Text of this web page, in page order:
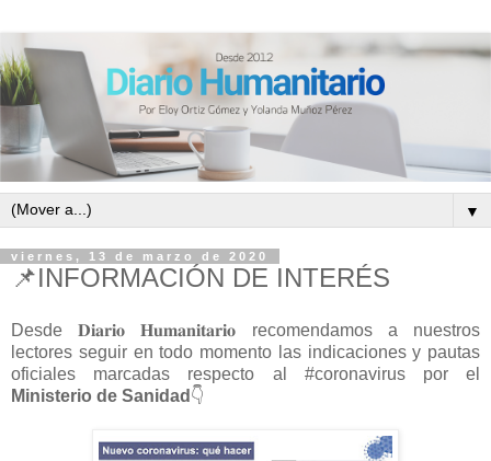
▼
viernes, 13 de marzo de 2020
📌INFORMACIÓN DE INTERÉS
Desde 𝐃𝐢𝐚𝐫𝐢𝐨 𝐇𝐮𝐦𝐚𝐧𝐢𝐭𝐚𝐫𝐢𝐨 recomendamos a nuestros
lectores seguir en todo momento las indicaciones y pautas
oficiales marcadas respecto al #coronavirus por el
Ministerio de Sanidad 👇